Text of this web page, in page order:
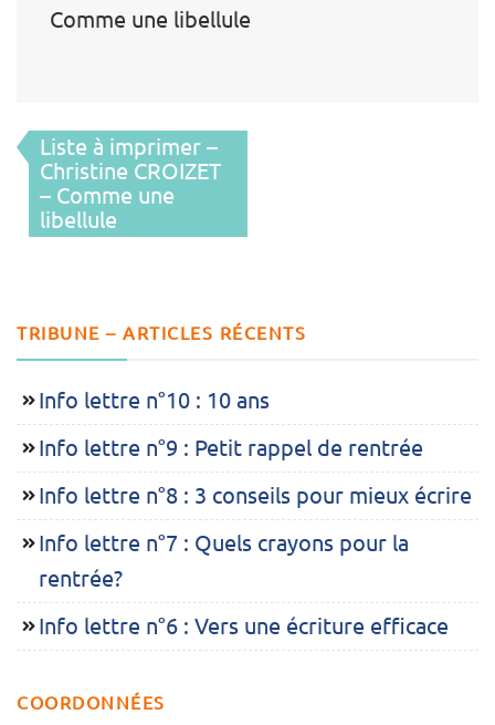
Comme une libellule
Navigation
de
l’article
Liste à imprimer –
Christine CROIZET
– Comme une
libellule
TRIBUNE – ARTICLES RÉCENTS
Info lettre n°10 : 10 ans
Info lettre n°9 : Petit rappel de rentrée
Info lettre n°8 : 3 conseils pour mieux écrire
Info lettre n°7 : Quels crayons pour la
rentrée?
Info lettre n°6 : Vers une écriture efficace
COORDONNÉES